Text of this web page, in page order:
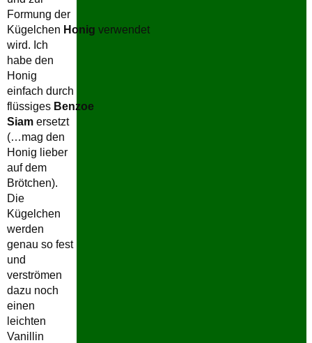
Formung der
Kügelchen Honig verwendet
wird. Ich
habe den
Honig
einfach durch
flüssiges Benzoe
Siam ersetzt
(…mag den
Honig lieber
auf dem
Brötchen).
Die
Kügelchen
werden
genau so fest
und
verströmen
dazu noch
einen
leichten
Vanillin